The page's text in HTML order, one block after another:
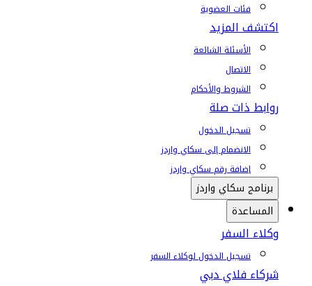
فئات العضوية
اكتشف المزيد
الأسئلة الشائعة
الاتصال
الشروط والأحكام
روابط ذات صلة
تسجيل الدخول
الانضمام إلى سكاي واردز
إضافة رقم سكاي واردز
برنامج سكاي واردز
المساعدة
وكلاء السفر
تسجيل الدخول لوكلاء السفر
شركاء فلاي دبي